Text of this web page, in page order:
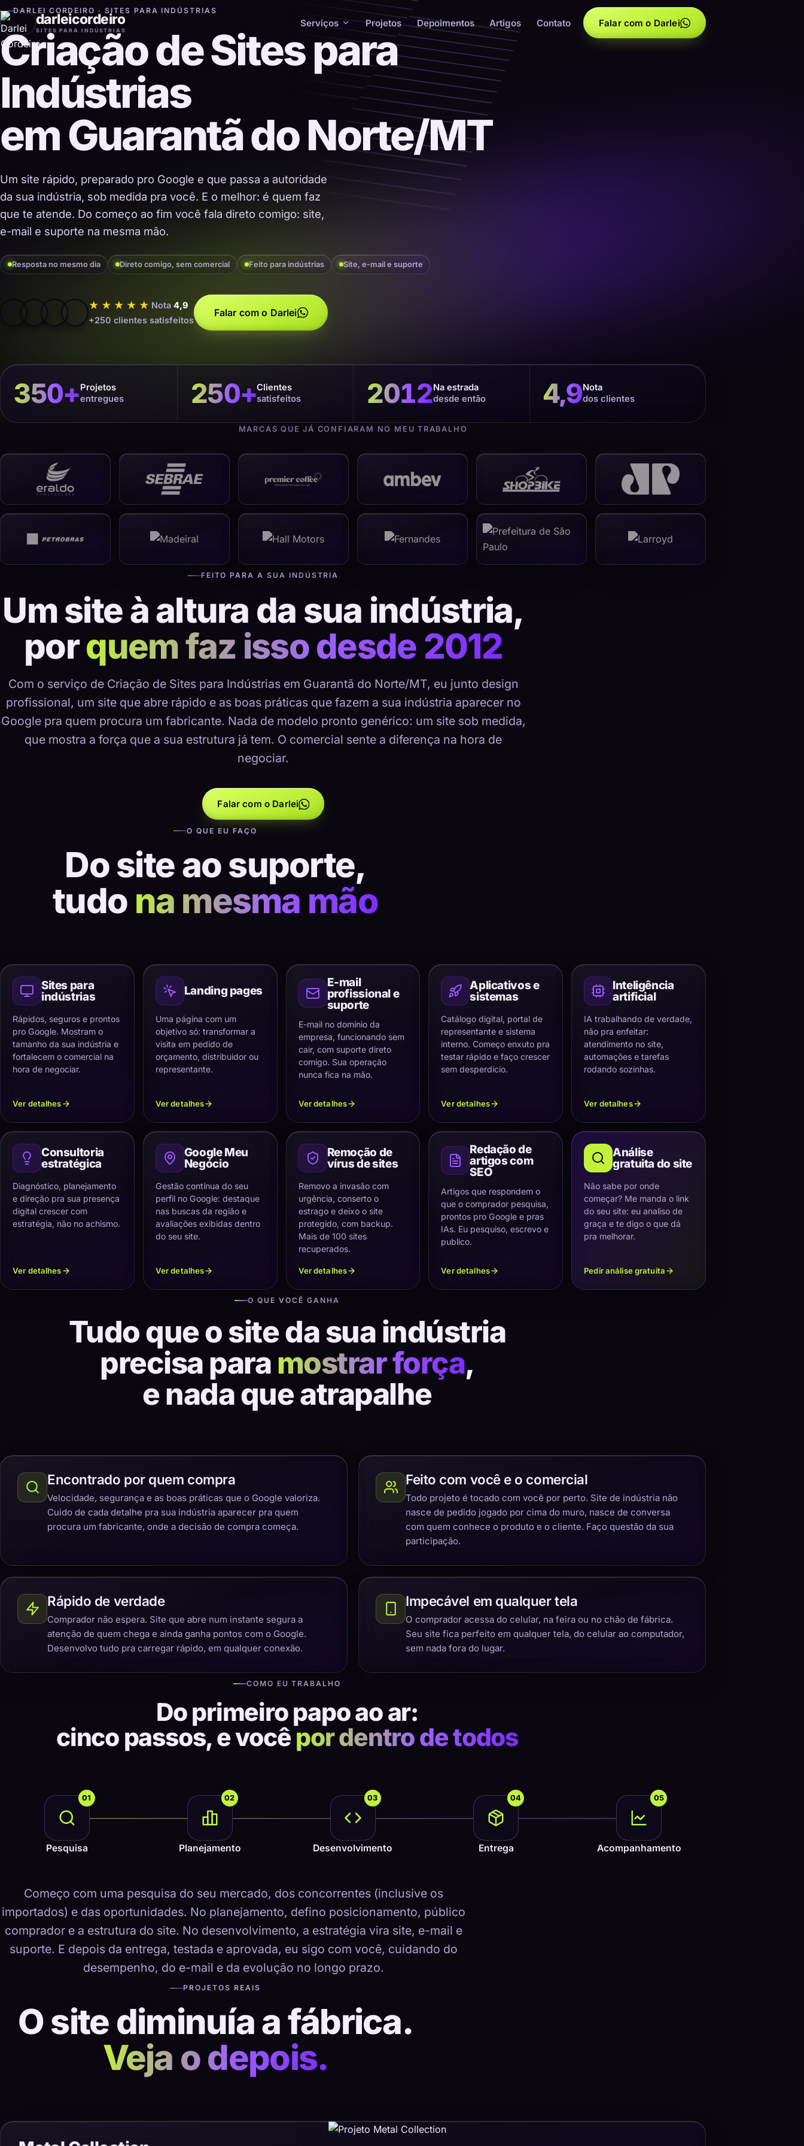
darleicordeiro
SITES PARA INDÚSTRIAS
Serviços Projetos Depoimentos Artigos Contato Falar com o Darlei
DARLEI CORDEIRO · SITES PARA INDÚSTRIAS
Criação de Sites para
Indústrias
em Guarantã do Norte/MT
Um site rápido, preparado pro Google e que passa a autoridade
da sua indústria, sob medida pra você. E o melhor: é quem faz
que te atende. Do começo ao fim você fala direto comigo: site,
e-mail e suporte na mesma mão.
Resposta no mesmo dia Direto comigo, sem comercial Feito para indústrias Site, e-mail e suporte
★★★★★ Nota 4,9
+250 clientes satisfeitos
Falar com o Darlei
350+Projetos
entregues
250+Clientes
satisfeitos
2012Na estrada
desde então
4,9Nota
dos clientes
MARCAS QUE JÁ CONFIARAM NO MEU TRABALHO
FEITO PARA A SUA INDÚSTRIA
Um site à altura da sua indústria,
porquem faz isso desde 2012
Com o serviço de Criação de Sites para Indústrias em Guarantã do Norte/MT, eu junto design
profissional, um site que abre rápido e as boas práticas que fazem a sua indústria aparecer no
Google pra quem procura um fabricante. Nada de modelo pronto genérico: um site sob medida,
que mostra a força que a sua estrutura já tem. O comercial sente a diferença na hora de
negociar.
Falar com o Darlei
O QUE EU FAÇO
Do site ao suporte,
tudo na mesma mão
Sites para
indústrias
Rápidos, seguros e prontos
pro Google. Mostram o
tamanho da sua indústria e
fortalecem o comercial na
hora de negociar.
Ver detalhes
Landing pages
Uma página com um
objetivo só: transformar a
visita em pedido de
orçamento, distribuidor ou
representante.
Ver detalhes
E-mail
profissional e
suporte
E-mail no domínio da
empresa, funcionando sem
cair, com suporte direto
comigo. Sua operação
nunca fica na mão.
Ver detalhes
Aplicativos e
sistemas
Catálogo digital, portal de
representante e sistema
interno. Começo enxuto pra
testar rápido e faço crescer
sem desperdício.
Ver detalhes
Inteligência
artificial
IA trabalhando de verdade,
não pra enfeitar:
atendimento no site,
automações e tarefas
rodando sozinhas.
Ver detalhes
Consultoria
estratégica
Diagnóstico, planejamento
e direção pra sua presença
digital crescer com
estratégia, não no achismo.
Ver detalhes
Google Meu
Negócio
Gestão contínua do seu
perfil no Google: destaque
nas buscas da região e
avaliações exibidas dentro
do seu site.
Ver detalhes
Remoção de
vírus de sites
Removo a invasão com
urgência, conserto o
estrago e deixo o site
protegido, com backup.
Mais de 100 sites
recuperados.
Ver detalhes
Redação de
artigos com
SEO
Artigos que respondem o
que o comprador pesquisa,
prontos pro Google e pras
IAs. Eu pesquiso, escrevo e
publico.
Ver detalhes
Análise
gratuita do site
Não sabe por onde
começar? Me manda o link
do seu site: eu analiso de
graça e te digo o que dá
pra melhorar.
Pedir análise gratuita
O QUE VOCÊ GANHA
Tudo que o site da sua indústria
precisa para mostrar força,
e nada que atrapalhe
Encontrado por quem compra
Velocidade, segurança e as boas práticas que o Google valoriza.
Cuido de cada detalhe pra sua indústria aparecer pra quem
procura um fabricante, onde a decisão de compra começa.
Feito com você e o comercial
Todo projeto é tocado com você por perto. Site de indústria não
nasce de pedido jogado por cima do muro, nasce de conversa
com quem conhece o produto e o cliente. Faço questão da sua
participação.
Rápido de verdade
Comprador não espera. Site que abre num instante segura a
atenção de quem chega e ainda ganha pontos com o Google.
Desenvolvo tudo pra carregar rápido, em qualquer conexão.
Impecável em qualquer tela
O comprador acessa do celular, na feira ou no chão de fábrica.
Seu site fica perfeito em qualquer tela, do celular ao computador,
sem nada fora do lugar.
COMO EU TRABALHO
Do primeiro papo ao ar:
cinco passos, e vocêpor dentro de todos
01
Pesquisa
02
Planejamento
03
Desenvolvimento
04
Entrega
05
Acompanhamento
Começo com uma pesquisa do seu mercado, dos concorrentes (inclusive os
importados) e das oportunidades. No planejamento, defino posicionamento, público
comprador e a estrutura do site. No desenvolvimento, a estratégia vira site, e-mail e
suporte. E depois da entrega, testada e aprovada, eu sigo com você, cuidando do
desempenho, do e-mail e da evolução no longo prazo.
PROJETOS REAIS
O site diminuía a fábrica.
Veja o depois.